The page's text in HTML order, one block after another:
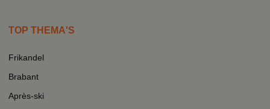
TOP THEMA'S
Frikandel
Brabant
Après-ski